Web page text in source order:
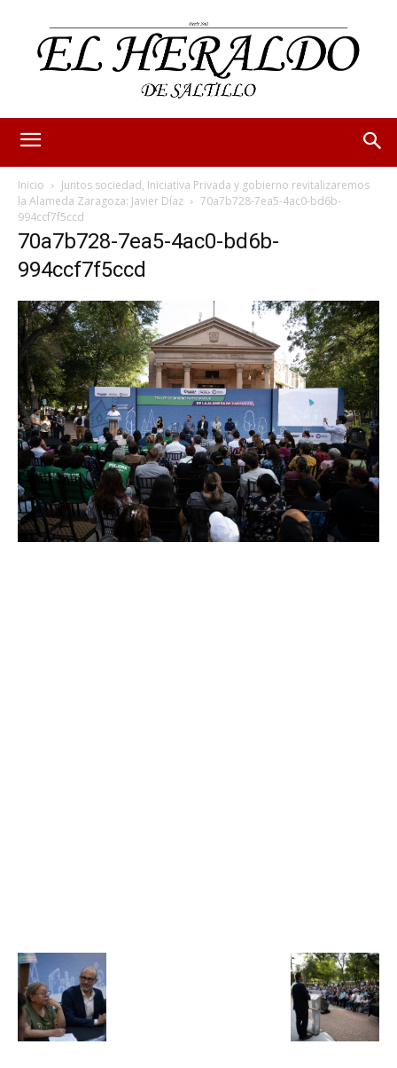
Inicio
Juntos sociedad, Iniciativa Privada y gobierno revitalizaremos
la Alameda Zaragoza: Javier Díaz
70a7b728-7ea5-4ac0-bd6b-
994ccf7f5ccd
70a7b728-7ea5-4ac0-bd6b-
994ccf7f5ccd